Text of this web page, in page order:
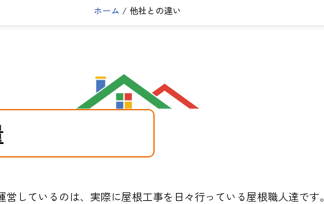
ホーム / 他社との違い
営しているのは、実際に屋根工事を日々行っている屋根職人達です。